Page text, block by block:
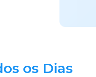
os Dias